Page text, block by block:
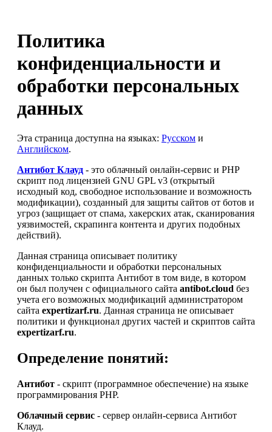
Политика
конфиденциальности и
обработки персональных
данных
Эта страница доступна на языках: Русском и
Английском.
Антибот Клауд - это облачный онлайн-сервис и PHP
скрипт под лицензией GNU GPL v3 (открытый
исходный код, свободное использование и возможность
модификации), созданный для защиты сайтов от ботов и
угроз (защищает от спама, хакерских атак, сканирования
уязвимостей, скрапинга контента и других подобных
действий).
Данная страница описывает политику
конфиденциальности и обработки персональных
данных только скрипта Антибот в том виде, в котором
он был получен с официального сайта antibot.cloud без
учета его возможных модификаций администратором
сайта expertizarf.ru. Данная страница не описывает
политики и функционал других частей и скриптов сайта
expertizarf.ru.
Определение понятий:
Антибот - скрипт (программное обеспечение) на языке
программирования PHP.
Облачный сервис - сервер онлайн-сервиса Антибот
Клауд.